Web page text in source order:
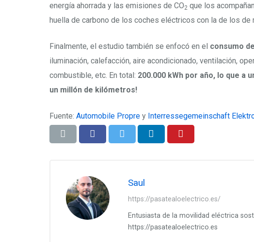
energía ahorrada y las emisiones de CO2 que los
huella de carbono de los coches eléctricos con la de los de
Finalmente, el estudio también se enfocó en el consumo
iluminación, calefacción, aire acondicionado, ventilación,
combustible, etc. En total: 200.000 kWh por año, lo que a
un millón de kilómetros!
Fuente: Automobile Propre y Interressegemeinschaft
Saul
https://pasatealoelectrico.es/
Entusiasta de la movilidad eléctrica
https://pasatealoelectrico.es